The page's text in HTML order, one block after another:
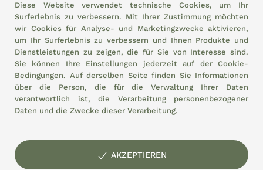
SOZIAL
WIR HALTEN UNS AN
Diese Website verwendet technische Cookies, um Ihr
Surferlebnis zu verbessern. Mit Ihrer Zustimmung möchten
wir Cookies für Analyse- und Marketingzwecke aktivieren,
um Ihr Surferlebnis zu verbessern und Ihnen Produkte und
Dienstleistungen zu zeigen, die für Sie von Interesse sind.
Sie können Ihre Einstellungen jederzeit auf der Cookie-
Bedingungen. Auf derselben Seite finden Sie Informationen
über die Person, die für die Verwaltung Ihrer Daten
verantwortlich ist, die Verarbeitung personenbezogener
Daten und die Zwecke dieser Verarbeitung.
AKZEPTIEREN